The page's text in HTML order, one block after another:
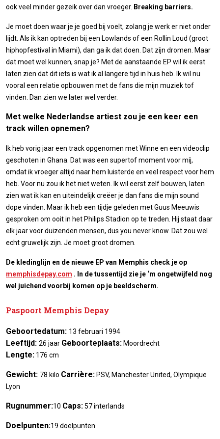
ook veel minder gezeik over dan vroeger. Breaking barriers.
Je moet doen waar je je goed bij voelt, zolang je werk er niet onder
lijdt. Als ik kan optreden bij een Lowlands of een Rollin Loud (groot
hiphopfestival in Miami), dan ga ik dat doen. Dat zijn dromen. Maar
dat moet wel kunnen, snap je? Met de aanstaande EP wil ik eerst
laten zien dat dit iets is wat ik al langere tijd in huis heb. Ik wil nu
vooral een relatie opbouwen met de fans die mijn muziek tof
vinden. Dan zien we later wel verder.
Met welke Nederlandse artiest zou je een keer een
track willen opnemen?
Ik heb vorig jaar een track opgenomen met Winne en een videoclip
geschoten in Ghana. Dat was een supertof moment voor mij,
omdat ik vroeger altijd naar hem luisterde en veel respect voor hem
heb. Voor nu zou ik het niet weten. Ik wil eerst zelf bouwen, laten
zien wat ik kan en uiteindelijk creëer je dan fans die mijn sound
dope vinden. Maar ik heb een tijdje geleden met Guus Meeuwis
gesproken om ooit in het Philips Stadion op te treden. Hij staat daar
elk jaar voor duizenden mensen, dus you never know. Dat zou wel
echt gruwelijk zijn. Je moet groot dromen.
De kledinglijn en de nieuwe EP van Memphis check je op
memphisdepay.com . In de tussentijd zie je ‘m ongetwijfeld nog
wel juichend voorbij komen op je beeldscherm.
Paspoort Memphis Depay
Geboortedatum: 13 februari 1994
Leeftijd: 26 jaar Geboorteplaats: Moordrecht
Lengte: 176 cm
Gewicht: 78 kilo Carrière: PSV, Manchester United, Olympique
Lyon
Rugnummer:10 Caps:57 interlands
Doelpunten:19 doelpunten